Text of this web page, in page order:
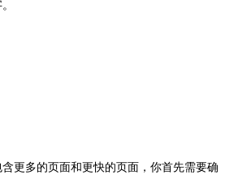
更多的页面和更快的页面，你首先需要确